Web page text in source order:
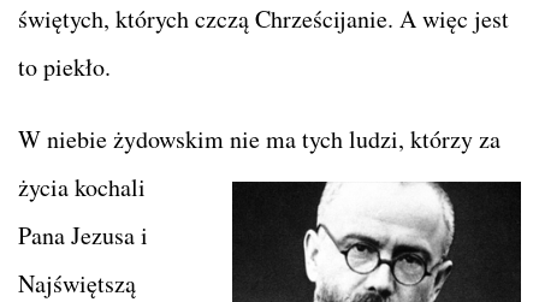
świętych, których czczą Chrześcijanie. A więc jest
to piekło.
W niebie żydowskim nie ma tych ludzi, którzy za
życia kochali
Pana Jezusa i
Najświętszą